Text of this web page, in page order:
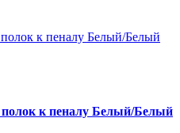
к пеналу Белый/Белый